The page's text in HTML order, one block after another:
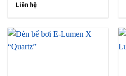
0
5
Liên hệ